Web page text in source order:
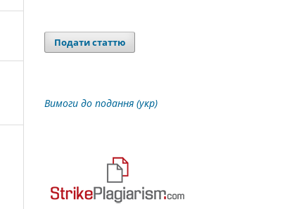
Подати статтю
Вимоги до подання (укр)